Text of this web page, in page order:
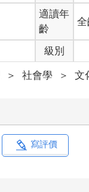
適讀年
齡
級別
＞ 社會學 ＞ 文
寫評價